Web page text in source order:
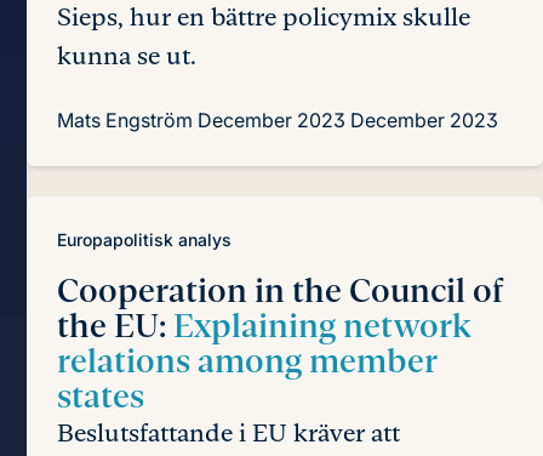
Sieps, hur en bättre policymix skulle
kunna se ut.
Mats Engström December 2023 December 2023
Europapolitisk analys
Cooperation in the Council of
the EU: Explaining network
relations among member
states
Beslutsfattande i EU kräver att